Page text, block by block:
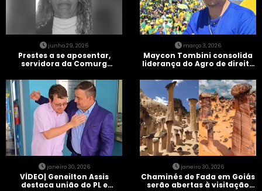
junho 29, 2026
Prestes a se aposentar,
servidora da Comurg
entra em protocolo de
morte encefálica
março 3, 2026
Maycon Tombini consolida
liderança do Agro de direita
Brasil” em Goiânia
janeiro 30, 2026
VÍDEO| Geneilton Assis
destaca união do PL e
janeiro 30, 2026
Chaminés de Fada em Goiás
serão abertas à visitação